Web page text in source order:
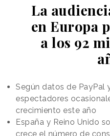
La
en Europa
a los 92
Según datos de PayPal
espectadores
crecimiento este año
España y Reino Unido
crece el número de